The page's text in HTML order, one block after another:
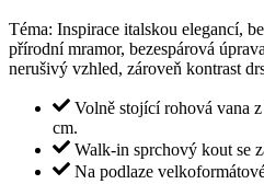
Téma: Inspirace italskou elegancí,
přírodní mramor, bezespárová
nerušivý vzhled, zároveň kontrast
Volně stojící rohová vana
cm.
Walk-in sprchový kout se
Na podlaze